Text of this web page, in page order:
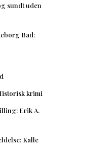
sundt uden
Bad:
krimi
Erik A.
Kalle